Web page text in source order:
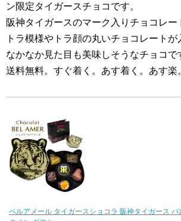
ン限定タイガースチョコです。
阪神タイガースのマーク入りチョコレー
トラ模様やトラ顔の丸いチョコレートが
なかなか見た目も美味しそうなチョコで
送料無料。すぐ着く。あす着く。あす楽
ベルアメール タイガースショコラ 阪神タイガース